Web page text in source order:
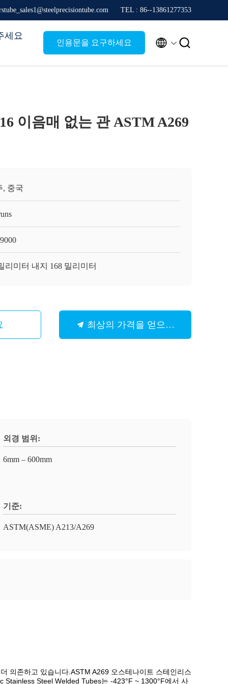
TEL : 86--13861277353
세요
인용문을 요구하세요  
이음매 없는 관 ASTM A269
, 중국
리미터 내지 168 밀리미터
최상의 가격을 얻으세요
외경 범위:
6mm – 600mm
기준:
ASTM(ASME) A213/A269
의존하고 있습니다.ASTM A269 오스테나이트 스테인리스
Stainless Steel Welded Tubes는 -423°F ~ 1300°F에서 사